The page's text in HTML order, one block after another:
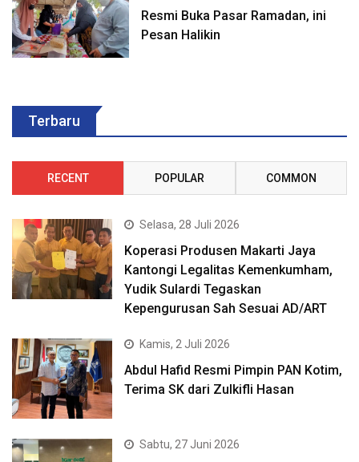
Resmi Buka Pasar Ramadan, ini
Pesan Halikin
Terbaru
RECENT POPULAR COMMON
Selasa, 28 Juli 2026
Koperasi Produsen Makarti Jaya
Kantongi Legalitas Kemenkumham,
Yudik Sulardi Tegaskan
Kepengurusan Sah Sesuai AD/ART
Kamis, 2 Juli 2026
Abdul Hafid Resmi Pimpin PAN Kotim,
Terima SK dari Zulkifli Hasan
Sabtu, 27 Juni 2026